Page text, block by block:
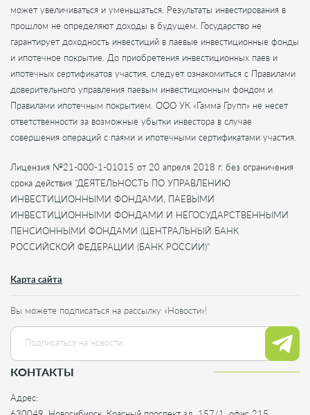
может увеличиваться и уменьшаться. Результаты инвестирования в
прошлом не определяют доходы в будущем. Государство не
гарантирует доходность инвестиций в паевые инвестиционные фонды
и ипотечное покрытие. До приобретения инвестиционных паев и
ипотечных сертификатов участия, следует ознакомиться с Правилами
доверительного управления паевым инвестиционным фондом и
Правилами ипотечным покрытием. ООО УК «Гамма Групп» не несет
ответственности за возможные убытки инвестора в случае
совершения операций с паями и ипотечными сертификатами участия.
Лицензия №21-000-1-01015 от 20 апреля 2018 г. без ограничения
срока действия "ДЕЯТЕЛЬНОСТЬ ПО УПРАВЛЕНИЮ
ИНВЕСТИЦИОННЫМИ ФОНДАМИ, ПАЕВЫМИ
ИНВЕСТИЦИОННЫМИ ФОНДАМИ И НЕГОСУДАРСТВЕННЫМИ
ПЕНСИОННЫМИ ФОНДАМИ (ЦЕНТРАЛЬНЫЙ БАНК
РОССИЙСКОЙ ФЕДЕРАЦИИ (БАНК РОССИИ)"
Карта сайта
Вы можете подписаться на рассылку «Новости»!
КОНТАКТЫ
Адрес: